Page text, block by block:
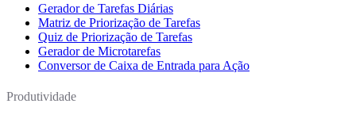
Gerador de Tarefas Diárias
Matriz de Priorização de Tarefas
Quiz de Priorização de Tarefas
Gerador de Microtarefas
Conversor de Caixa de Entrada para Ação
Produtividade